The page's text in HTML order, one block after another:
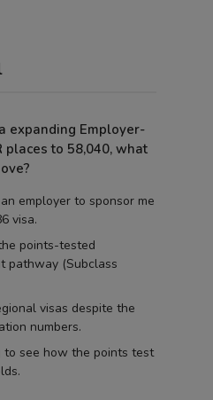
expanding Employer-
places to 58,040, what
employer to sponsor me
visa.
points-tested
pathway (Subclass
visas despite the
numbers.
to see how the points test